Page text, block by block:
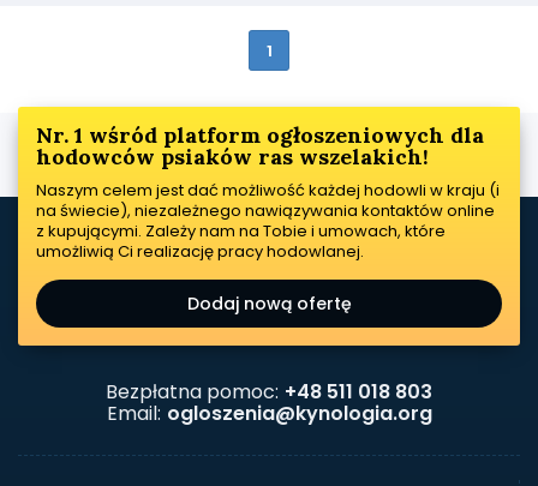
1
Nr. 1 wśród platform ogłoszeniowych dla
hodowców psiaków ras wszelakich!
Naszym celem jest dać możliwość każdej hodowli w kraju (i
na świecie), niezależnego nawiązywania kontaktów online
z kupującymi. Zależy nam na Tobie i umowach, które
umożliwią Ci realizację pracy hodowlanej.
Dodaj nową ofertę
Bezpłatna pomoc: +48 511 018 803
Email: ogloszenia@kynologia.org